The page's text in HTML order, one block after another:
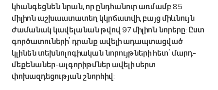
կհանգեցնեն նրան, որ ընդհանուր առմամբ 85
միլիոն աշխաատատեղ կկրճատվի, բայց միևնույն
ժամանակ կավելանան թվով 97 միլիոն նորերը: Ըստ
գործատուների՝ դրանք ավելի ադապտացված
կլինեն տեխնոլոգիական նորույթների հետ՝ մարդ-
մեքենաներ-ալգորիթմներ ավելի սերտ
փոխազդեցության շնորհիվ: